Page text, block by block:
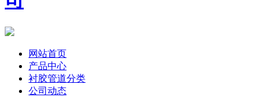
网站首页
产品中心
衬胶管道分类
公司动态